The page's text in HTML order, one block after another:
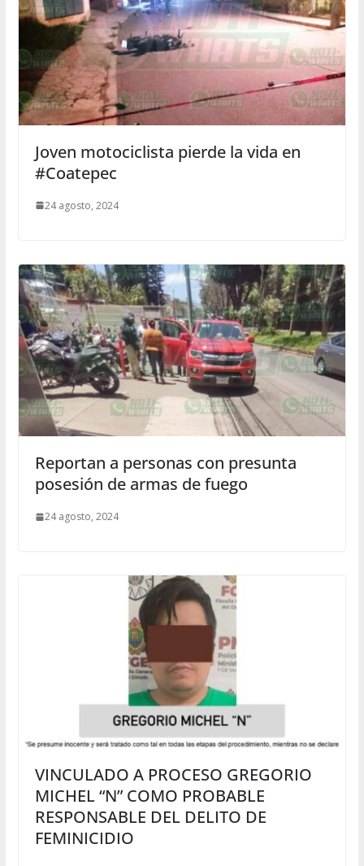
Joven motociclista pierde la vida en
#Coatepec
24 agosto, 2024
Reportan a personas con presunta
posesión de armas de fuego
24 agosto, 2024
VINCULADO A PROCESO GREGORIO
MICHEL “N” COMO PROBABLE
RESPONSABLE DEL DELITO DE
FEMINICIDIO